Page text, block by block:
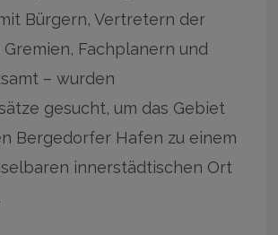
Bürgern, Vertretern der
Fachplanern und
– wurden
gesucht, um das Gebiet
Bergedorfer Hafen zu einem
innerstädtischen Ort